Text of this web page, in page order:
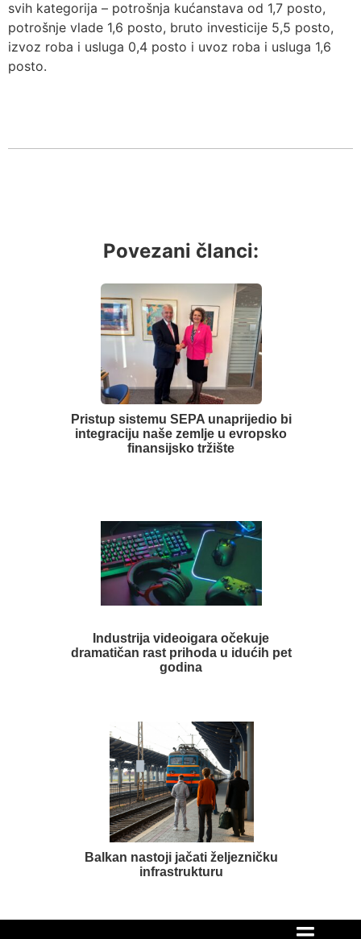
svih kategorija – potrošnja kućanstava od 1,7 posto,
potrošnje vlade 1,6 posto, bruto investicije 5,5 posto,
izvoz roba i usluga 0,4 posto i uvoz roba i usluga 1,6
posto.
Povezani članci:
Pristup sistemu SEPA unaprijedio bi
integraciju naše zemlje u evropsko
finansijsko tržište
Industrija videoigara očekuje
dramatičan rast prihoda u idućih pet
godina
Balkan nastoji jačati željezničku
infrastrukturu